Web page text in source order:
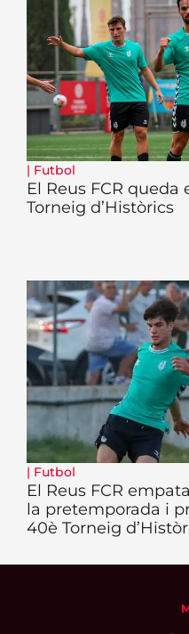
| Futbol
El Reus FCR
Torneig d’Històrics
| Futbol
El Reus FCR
la pretemporada i
40è Torneig